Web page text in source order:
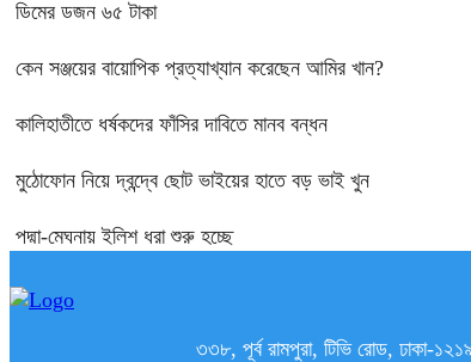
ডিমের ডজন ৬৫ টাকা
কেন সঞ্জয়ের বায়োপিক প্রত্যাখ্যান করেছেন আমির খান?
কালিহাতীতে ধর্ষকদের ফাঁসির দাবিতে মানব বন্ধন
মুঠোফোন নিয়ে দ্বন্দ্বে ছোট ভাইয়ের হাতে বড় ভাই খুন
পদ্মা-মেঘনায় ইলিশ ধরা শুরু হচ্ছে
৩৩৮, পূর্ব রামপুরা, টিভি রোড,